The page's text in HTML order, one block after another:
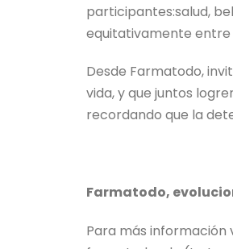
participantes:salud,
equitativamente entre
Desde Farmatodo,
vida, y que juntos
recordando que la
Farmatodo,
Para más información